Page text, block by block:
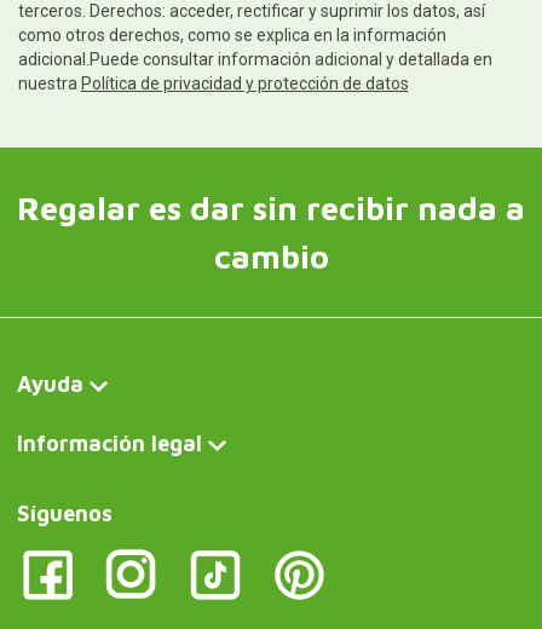
terceros. Derechos: acceder, rectificar y suprimir los datos, así
como otros derechos, como se explica en la información
adicional.Puede consultar información adicional y detallada en
nuestra Política de privacidad y protección de datos
Regalar es dar sin recibir nada a
cambio
Ayuda
Información legal
Síguenos